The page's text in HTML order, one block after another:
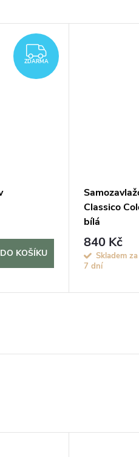
ZDARMA
ZDARMA
DO KOŠÍKU
Classico
bílá
840 Kč
Skladem
7 dní